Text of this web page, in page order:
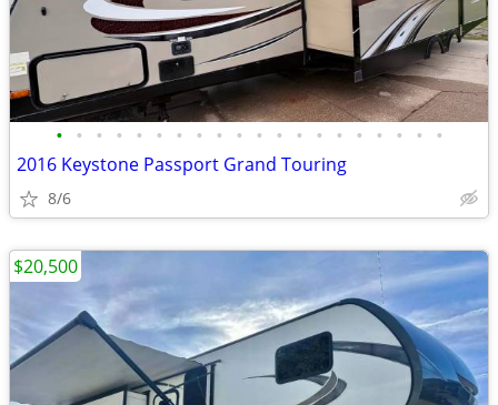
• • • • • • • • • • • • • • • • • • • •
2016 Keystone Passport Grand Touring
8/6
$20,500